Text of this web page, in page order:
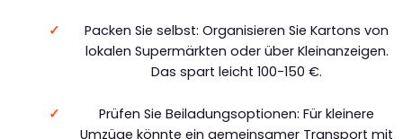
Packen Sie selbst: Organisieren Sie Kartons von
lokalen Supermärkten oder über Kleinanzeigen.
Das spart leicht 100-150 €.
Prüfen Sie Beiladungsoptionen: Für kleinere
Umzüge könnte ein gemeinsamer Transport mit